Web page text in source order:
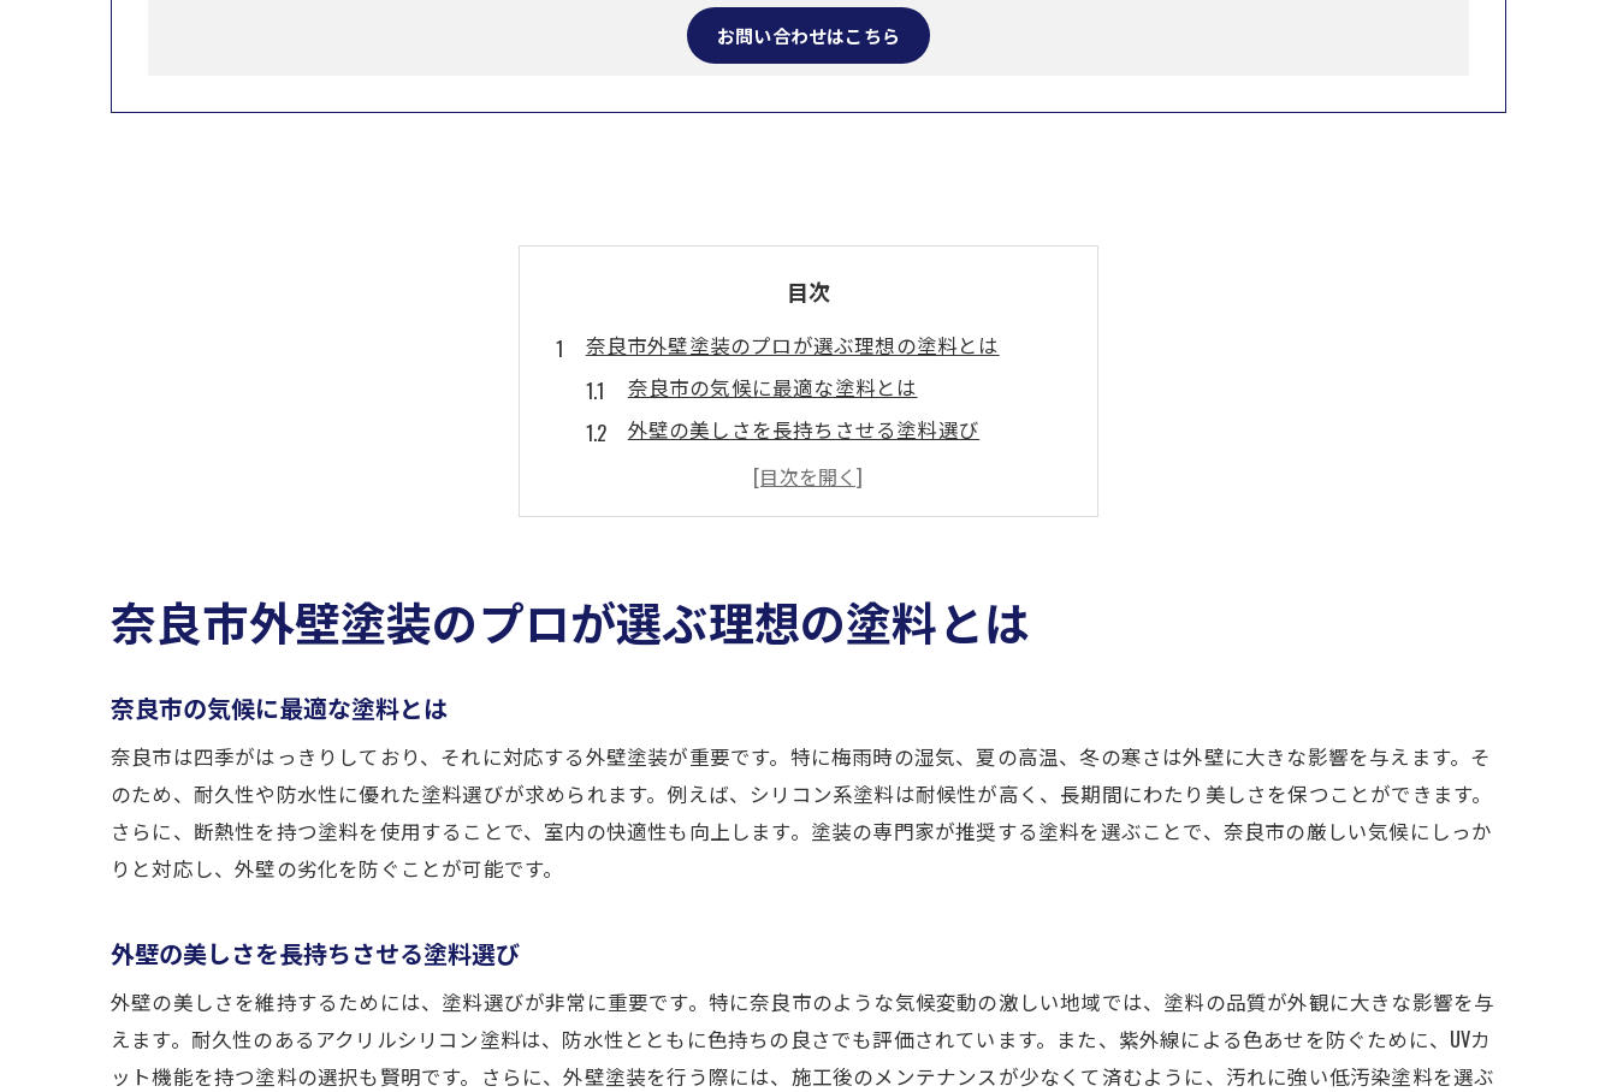
お問い合わせはこちら
目次
奈良市外壁塗装のプロが選ぶ理想の塗料とは
奈良市の気候に最適な塗料とは
外壁の美しさを長持ちさせる塗料選び
プロが推奨する最新の塗料トレンド
環境に優しい外壁塗料の選択肢
理想の仕上がりを実現する塗料の特性
四季を通じて美しさを保つ奈良市の外壁塗装技術
奈良市の気候を考慮した塗装スケジュール
美しさを保つための季節別アドバイス
夏の熱を反射する塗装技術
シーリングの種類とその特性
奈良市の気候に合ったシーリング材料
奈良市外壁塗装のプロが選ぶ理想の塗料とは
奈良市の気候に最適な塗料とは
奈良市は四季がはっきりしており、それに対応する外壁塗装が重要です。特に梅雨時の湿気、夏の高温、冬の寒さは外壁に大きな影響を与えます。そ
のため、耐久性や防水性に優れた塗料選びが求められます。例えば、シリコン系塗料は耐候性が高く、長期間にわたり美しさを保つことができます。
さらに、断熱性を持つ塗料を使用することで、室内の快適性も向上します。塗装の専門家が推奨する塗料を選ぶことで、奈良市の厳しい気候にしっか
りと対応し、外壁の劣化を防ぐことが可能です。
外壁の美しさを長持ちさせる塗料選び
外壁の美しさを維持するためには、塗料選びが非常に重要です。特に奈良市のような気候変動の激しい地域では、塗料の品質が外観に大きな影響を与
えます。耐久性のあるアクリルシリコン塗料は、防水性とともに色持ちの良さでも評価されています。また、紫外線による色あせを防ぐために、UVカ
ット機能を持つ塗料の選択も賢明です。さらに、外壁塗装を行う際には、施工後のメンテナンスが少なくて済むように、汚れに強い低汚染塗料を選ぶ